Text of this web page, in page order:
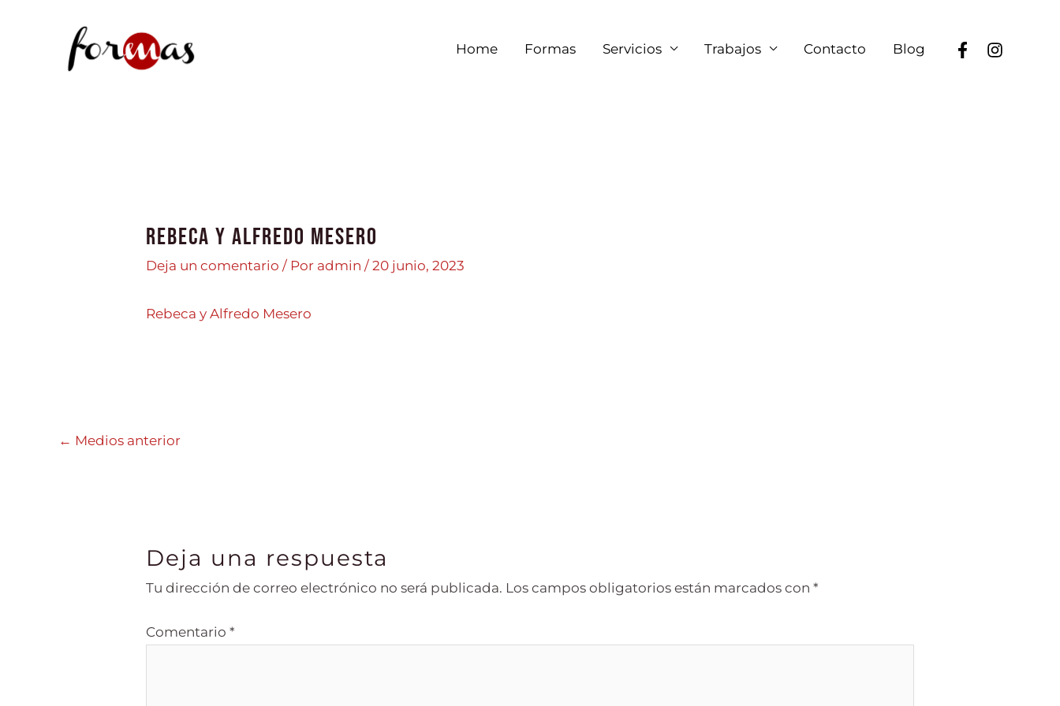
contenido
Home Formas Servicios Trabajos Contacto Blog
Rebeca y Alfredo Mesero
Deja un comentario / Por admin/20 junio, 2023
Rebeca y Alfredo Mesero
← Medios anterior
Deja una respuesta
Tu dirección de correo electrónico no será publicada. Los campos obligatorios están marcados con*
Comentario*